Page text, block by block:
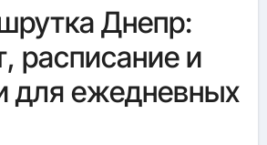
Днепр:
расписание и
для ежедневных